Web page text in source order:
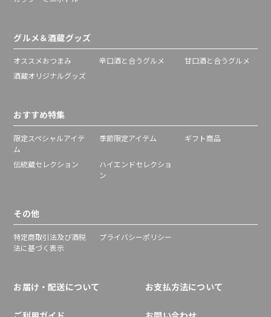
グルメ＆酒蔵グッズ
オススメおつまみ 辛口酒と合うグルメ
甘口酒と合うグルメ
酒蔵オリジナルグッズ
おすすめ特集
限定スペシャルアイテ
ム
季節限定アイテム ギフト商品
伝統蔵セレクション
ハイエンドセレクショ
ン
その他
特定商取引法及び酒税
法に基づく表示
プライバシーポリシー
お届け・配送について お支払方法について